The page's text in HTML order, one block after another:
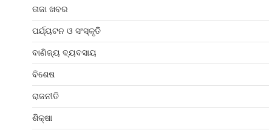
ତାଜା ଖବର
ପର୍ଯ୍ୟଟନ ଓ ସଂସ୍କୃତି
ବାଣିଜ୍ୟ ବ୍ୟବସାୟ
ବିଶେଷ
ରାଜନୀତି
ଶିକ୍ଷା